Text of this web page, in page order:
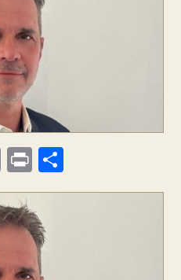
E
m
ai
l
Pr
in
t
ss